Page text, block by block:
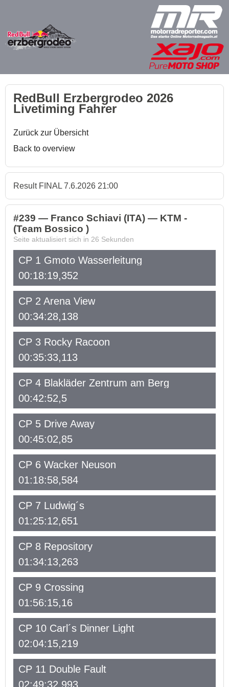
RedBull Erzbergrodeo 2026
Livetiming Fahrer
Zurück zur Übersicht
Back to overview
Result FINAL 7.6.2026 21:00
#239 — Franco Schiavi (ITA) — KTM -
(Team Bossico )
Seite aktualisiert sich in 26 Sekunden
CP 1 Gmoto Wasserleitung
00:18:19,352
CP 2 Arena View
00:34:28,138
CP 3 Rocky Racoon
00:35:33,113
CP 4 Blakläder Zentrum am Berg
00:42:52,5
CP 5 Drive Away
00:45:02,85
CP 6 Wacker Neuson
01:18:58,584
CP 7 Ludwig´s
01:25:12,651
CP 8 Repository
01:34:13,263
CP 9 Crossing
01:56:15,16
CP 10 Carl´s Dinner Light
02:04:15,219
CP 11 Double Fault
02:49:32,993